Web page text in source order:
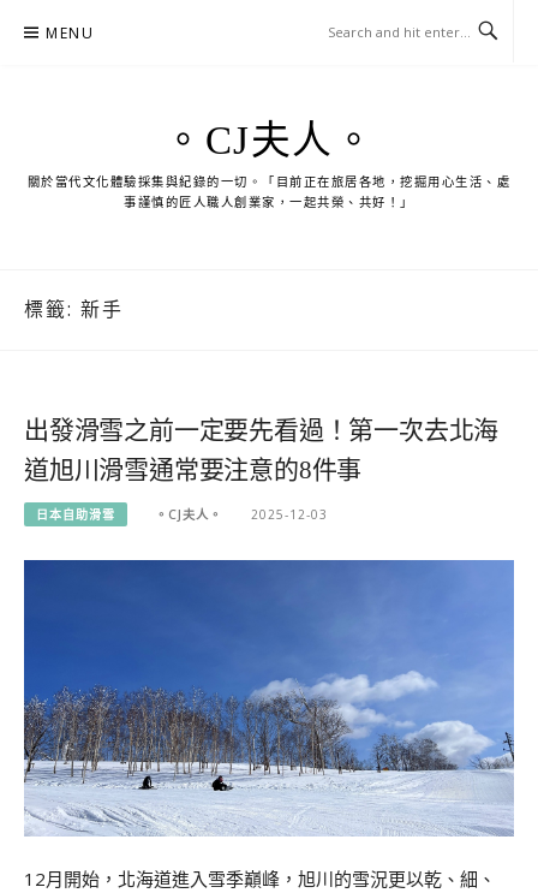
MENU
。CJ夫人。
關於當代文化體驗採集與紀錄的一切。「目前正在旅居各地，挖掘用心生活、處
事謹慎的匠人職人創業家，一起共榮、共好！」
標籤: 新手
出發滑雪之前一定要先看過！第一次去北海
道旭川滑雪通常要注意的8件事
日本自助滑雪 。CJ夫人。 2025-12-03
12月開始，北海道進入雪季巔峰，旭川的雪況更以乾、細、